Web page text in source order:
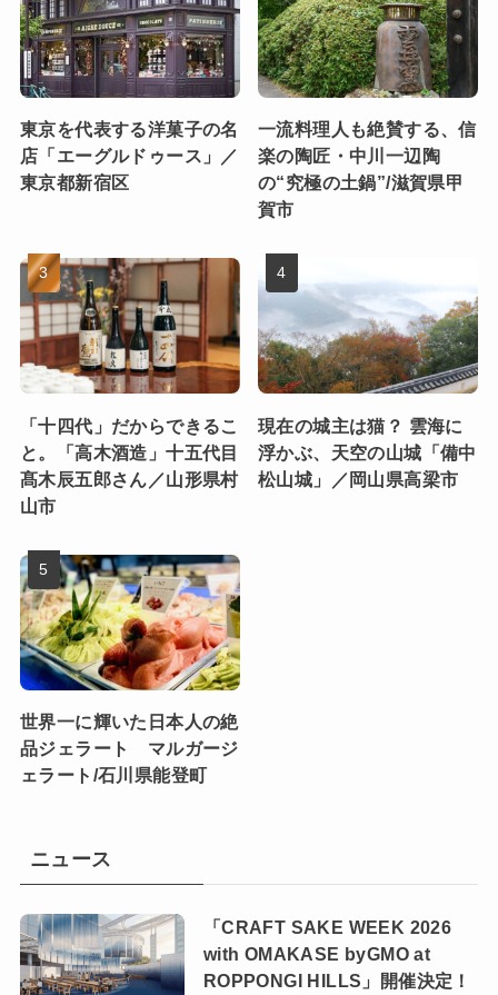
東京を代表する洋菓子の名
店「エーグルドゥース」／
東京都新宿区
一流料理人も絶賛する、信
楽の陶匠・中川一辺陶
の“究極の土鍋”/滋賀県甲
賀市
「十四代」だからできるこ
と。「高木酒造」十五代目
髙木辰五郎さん／山形県村
山市
現在の城主は猫？ 雲海に
浮かぶ、天空の山城「備中
松山城」／岡山県高梁市
世界一に輝いた日本人の絶
品ジェラート マルガージ
ェラート/石川県能登町
ニュース
「CRAFT SAKE WEEK 2026
with OMAKASE byGMO at
ROPPONGI HILLS」開催決定！